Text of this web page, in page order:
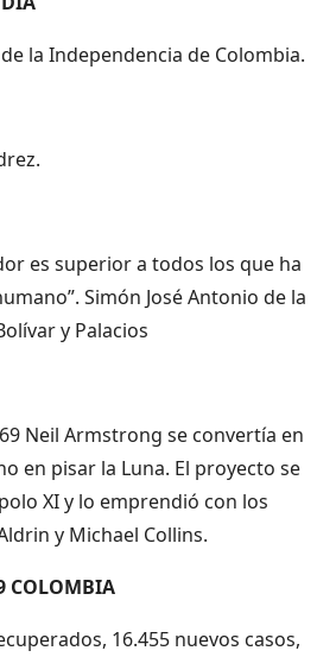
la Independencia de Colombia.
es superior a todos los que ha
Simón José Antonio de la
y Palacios
Neil Armstrong se convertía en
en pisar la Luna. El proyecto se
XI y lo emprendió con los
y Michael Collins.
COLOMBIA
16.455 nuevos casos,